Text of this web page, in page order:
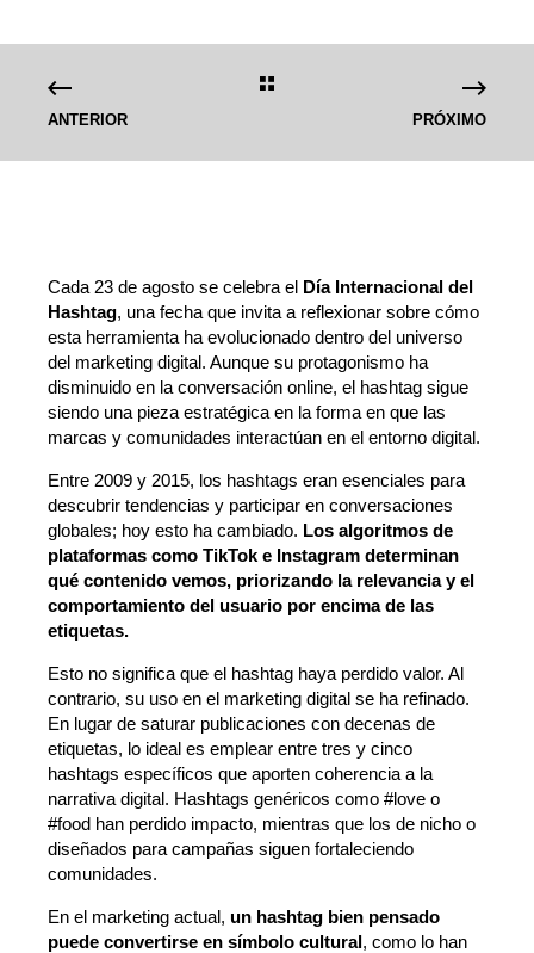
ANTERIOR PRÓXIMO
Cada 23 de agosto se celebra el Día Internacional del
Hashtag, una fecha que invita a reflexionar sobre cómo
esta herramienta ha evolucionado dentro del universo
del marketing digital. Aunque su protagonismo ha
disminuido en la conversación online, el hashtag sigue
siendo una pieza estratégica en la forma en que las
marcas y comunidades interactúan en el entorno digital.
Entre 2009 y 2015, los hashtags eran esenciales para
descubrir tendencias y participar en conversaciones
globales; hoy esto ha cambiado. Los algoritmos de
plataformas como TikTok e Instagram determinan
qué contenido vemos, priorizando la relevancia y el
comportamiento del usuario por encima de las
etiquetas.
Esto no significa que el hashtag haya perdido valor. Al
contrario, su uso en el marketing digital se ha refinado.
En lugar de saturar publicaciones con decenas de
etiquetas, lo ideal es emplear entre tres y cinco
hashtags específicos que aporten coherencia a la
narrativa digital. Hashtags genéricos como #love o
#food han perdido impacto, mientras que los de nicho o
diseñados para campañas siguen fortaleciendo
comunidades.
En el marketing actual, un hashtag bien pensado
puede convertirse en símbolo cultural, como lo han